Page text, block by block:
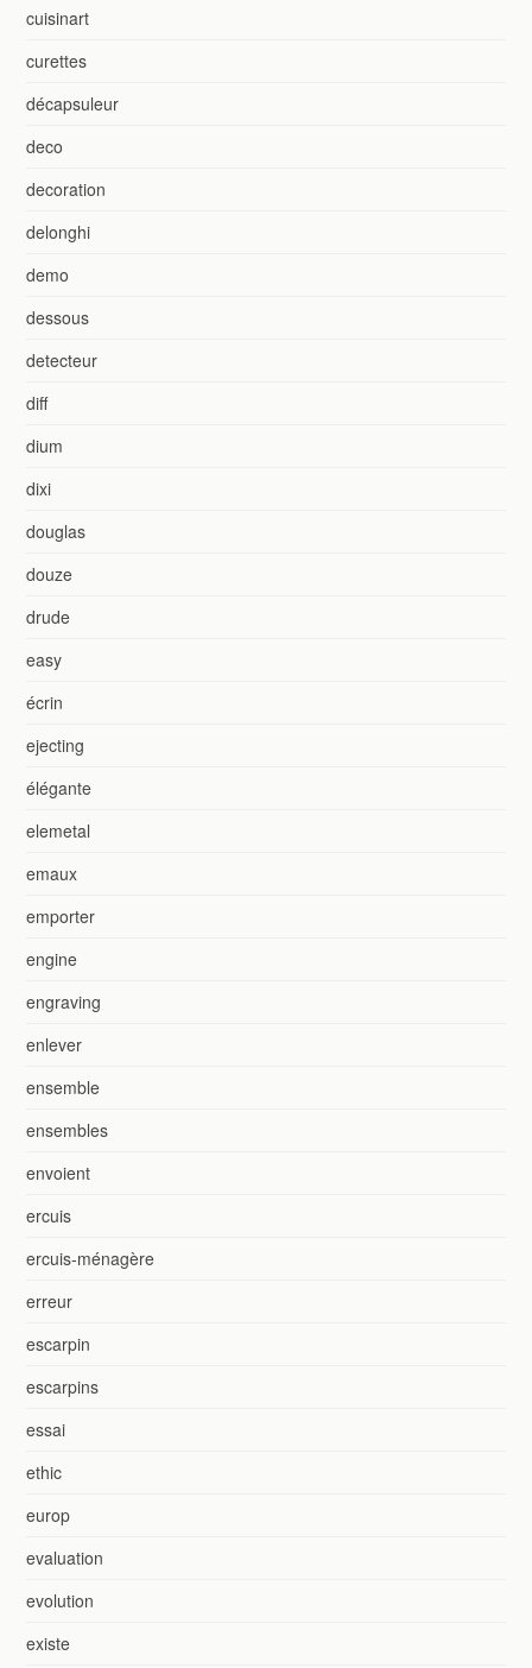
cuisinart
curettes
décapsuleur
deco
decoration
delonghi
demo
dessous
detecteur
diff
dium
dixi
douglas
douze
drude
easy
écrin
ejecting
élégante
elemetal
emaux
emporter
engine
engraving
enlever
ensemble
ensembles
envoient
ercuis
ercuis-ménagère
erreur
escarpin
escarpins
essai
ethic
europ
evaluation
evolution
existe